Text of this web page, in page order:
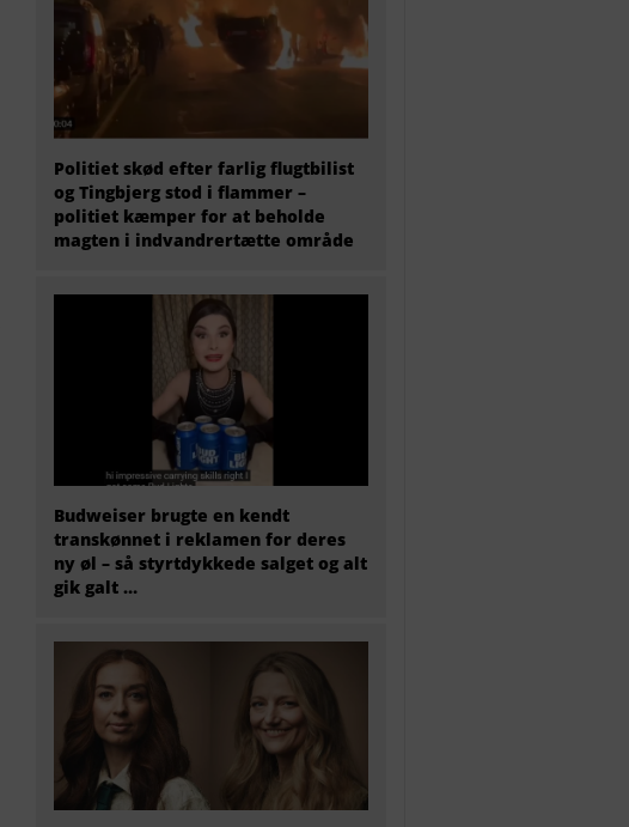
Politiet skød efter farlig flugtbilist
og Tingbjerg stod i flammer –
politiet kæmper for at beholde
magten i indvandrertætte område
Budweiser brugte en kendt
transkønnet i reklamen for deres
ny øl – så styrtdykkede salget og alt
gik galt …